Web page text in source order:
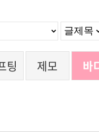
팅 제모
바